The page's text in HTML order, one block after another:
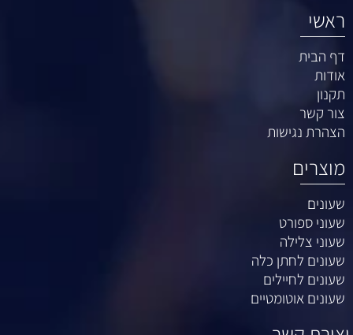
ראשי
דף הבית
אודות
תקנון
צור קשר
הצהרת נגישות
מוצרים
שעונים
שעוני ספורט
שעוני צלילה
שעונים לחתן כלה
שעונים לחיילים
שעונים אוטומטיים